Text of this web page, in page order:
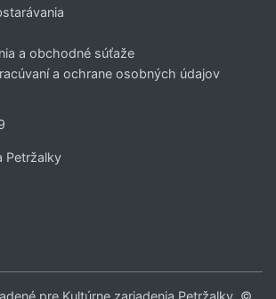
a obchodné súťaže
a ochrane osobných údajov
Petržalky
pre Kultúrne zariadenia Petržalky. ©